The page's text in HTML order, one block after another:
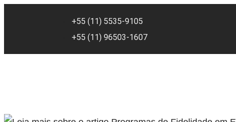
+55 (11) 5535-9105
+55 (11) 96503-1607